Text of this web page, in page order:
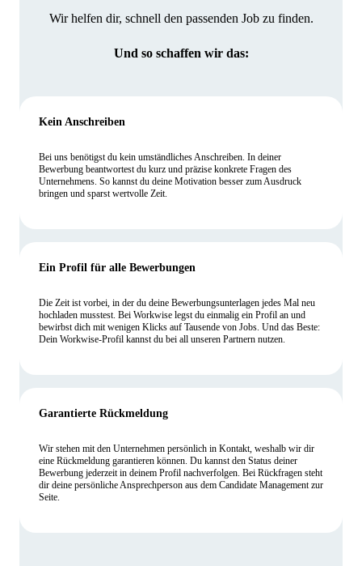
Wir helfen dir, schnell den passenden Job zu finden.
Und so schaffen wir das:
Kein Anschreiben
Bei uns benötigst du kein umständliches Anschreiben. In deiner
Bewerbung beantwortest du kurz und präzise konkrete Fragen des
Unternehmens. So kannst du deine Motivation besser zum Ausdruck
bringen und sparst wertvolle Zeit.
Ein Profil für alle Bewerbungen
Die Zeit ist vorbei, in der du deine Bewerbungsunterlagen jedes Mal neu
hochladen musstest. Bei Workwise legst du einmalig ein Profil an und
bewirbst dich mit wenigen Klicks auf Tausende von Jobs. Und das Beste:
Dein Workwise-Profil kannst du bei all unseren Partnern nutzen.
Garantierte Rückmeldung
Wir stehen mit den Unternehmen persönlich in Kontakt, weshalb wir dir
eine Rückmeldung garantieren können. Du kannst den Status deiner
Bewerbung jederzeit in deinem Profil nachverfolgen. Bei Rückfragen steht
dir deine persönliche Ansprechperson aus dem Candidate Management zur
Seite.